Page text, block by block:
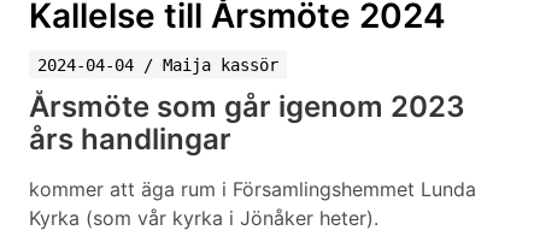
Kallelse till Årsmöte 2024
2024-04-04 / Maija kassör
Årsmöte som går igenom 2023
års handlingar
kommer att äga rum i Församlingshemmet Lunda
Kyrka (som vår kyrka i Jönåker heter).